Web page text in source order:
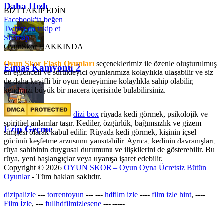
Daha Hızlı
Elmas Kamyonu 2
Ezip Geçme
BİZİ TAKİP EDİN
Facebook'ta beğen
Twitter'da takip et
Sitemap
OyunSkor HAKKINDA
Oyun Skor Flash Oyunları seçeneklerimiz ile özenle oluşturulmuş
en eğlenceli ve sürükleyici oyunlarımıza kolaylıkla ulaşabilir ve siz
de daha keyifli bir oyun deneyimine kolaylıkla sahip olabilir,
kendinizi büyük bir macera içerisinde bulabilirsiniz.
dizi box rüyada kedi görmek​, psikolojik ve
spiritüel anlamlar taşır. Kediler, özgürlük, bağımsızlık ve gizem
simgesi olarak kabul edilir. Rüyada kedi görmek, kişinin içsel
gücünü keşfetme arzusunu yansıtabilir. Ayrıca, kedinin davranışları,
rüya sahibinin duygusal durumunu ve ilişkilerini de gösterebilir. Bu
rüya, yeni başlangıçlar veya uyanışa işaret edebilir.
Copyright © 2026 OYUN SKOR – Oyun Oyna Ücretsiz Bütün
Oyunlar- Tüm hakları saklıdır.
dizipalizle --- torrentoyun --- --- hdfilm izle ---- film izle hint, ----
Film İzle, --- fullhdfilmizlesene --- -----